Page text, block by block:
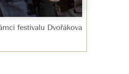
festivalu Dvořákova